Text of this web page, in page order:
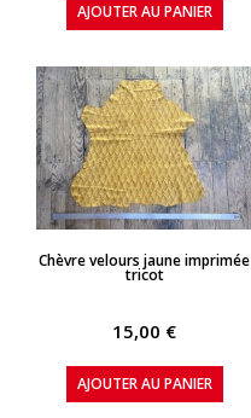
AJOUTER AU PANIER
APERÇU RAPIDE
Chèvre velours jaune imprimée
tricot
15,00 €
AJOUTER AU PANIER